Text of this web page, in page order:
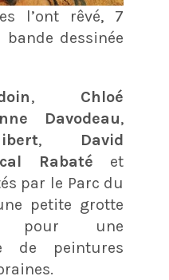
l’ont rêvé, 7
dessinée
, Chloé
Davodeau,
, David
Rabaté et
par le Parc du
petite grotte
pour une
de peintures